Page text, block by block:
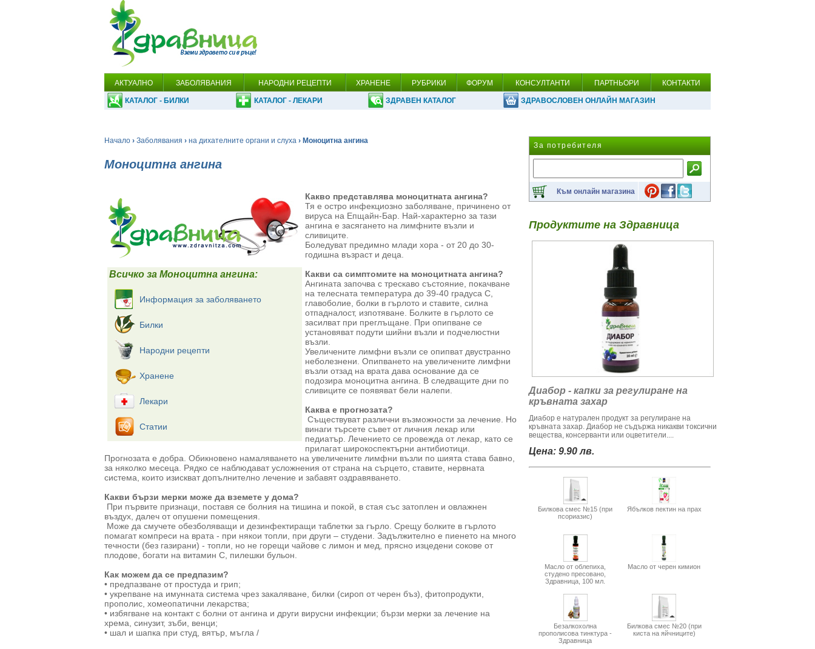
АКТУАЛНО ЗАБОЛЯВАНИЯ НАРОДНИ РЕЦЕПТИ ХРАНЕНЕ РУБРИКИ ФОРУМ КОНСУЛТАНТИ ПАРТНЬОРИ КОНТАКТИ
КАТАЛОГ - БИЛКИ КАТАЛОГ - ЛЕКАРИ ЗДРАВЕН КАТАЛОГ ЗДРАВОСЛОВЕН ОНЛАЙН МАГАЗИН
Начало › Заболявания › на дихателните органи и слуха › Моноцитна ангина
Моноцитна ангина
Всичко за Моноцитна ангина:
Информация за заболяването
Билки
Народни рецепти
Хранене
Лекари
Статии
Какво представлява моноцитната ангина?
Тя е остро инфекциозно заболяване, причинено от
вируса на Епщайн-Бар. Най-характерно за тази
ангина е засягането на лимфните възли и
сливиците.
Боледуват предимно млади хора - от 20 до 30-
годишна възраст и деца.
Какви са симптомите на моноцитната ангина?
Ангината започва с трескаво състояние, покачване
на телесната температура до 39-40 градуса С,
главоболие, болки в гърлото и ставите, силна
отпадналост, изпотяване. Болките в гърлото се
засилват при преглъщане. При опипване се
установяват подути шийни възли и подчелюстни
възли.
Увеличените лимфни възли се опипват двустранно
неболезнени. Опипването на увеличените лимфни
възли отзад на врата дава основание да се
подозира моноцитна ангина. В следващите дни по
сливиците се появяват бели налепи.
Каква е прогнозата?
Съществуват различни възможности за лечение. Но
винаги търсете съвет от личния лекар или
педиатър. Лечението се провежда от лекар, като се
прилагат широкоспектърни антибиотици.
Прогнозата е добра. Обикновено намаляването на увеличените лимфни възли по шията става бавно,
за няколко месеца. Рядко се наблюдават усложнения от страна на сърцето, ставите, нервната
система, които изискват допълнително лечение и забавят оздравяването.
Какви бързи мерки може да вземете у дома?
При първите признаци, поставя се болния на тишина и покой, в стая със затоплен и овлажнен
въздух, далеч от опушени помещения.
Може да смучете обезболяващи и дезинфектиращи таблетки за гърло. Срещу болките в гърлото
помагат компреси на врата - при някои топли, при други – студени. Задължително е пиенето на много
течности (без газирани) - топли, но не горещи чайове с лимон и мед, прясно изцедени сокове от
плодове, богати на витамин С, пилешки бульон.
Как можем да се предпазим?
• предпазване от простуда и грип;
• укрепване на имунната система чрез закаляване, билки (сироп от черен бъз), фитопродукти,
прополис, хомеопатични лекарства;
• избягване на контакт с болни от ангина и други вирусни инфекции; бързи мерки за лечение на
хрема, синузит, зъби, венци;
• шал и шапка при студ, вятър, мъгла /
За потребителя
Към онлайн магазина
Продуктите на Здравница
Диабор - капки за регулиране на
кръвната захар
Диабор е натурален продукт за регулиране на
кръвната захар. Диабор не съдържа никакви токсични
вещества, консерванти или оцветители....
Цена: 9.90 лв.
Билкова смес №15 (при
псориазис)
Ябълков пектин на прах
Масло от облепиха,
студено пресовано,
Здравница, 100 мл.
Масло от черен кимион
Безалкохолна
прополисова тинктура -
Здравница
Билкова смес №20 (при
киста на яйчниците)